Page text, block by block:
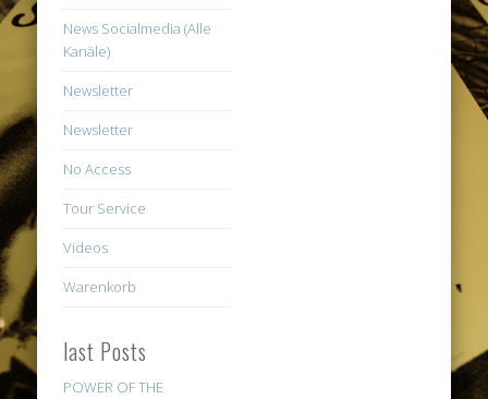
News Socialmedia (Alle
Kanäle)
Newsletter
Newsletter
No Access
Tour Service
Videos
Warenkorb
last Posts
POWER OF THE